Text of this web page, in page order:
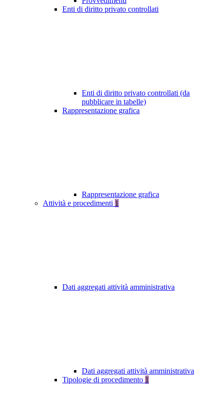
Enti di diritto privato controllati
Enti di diritto privato controllati (da
pubblicare in tabelle)
Rappresentazione grafica
Rappresentazione grafica
Attività e procedimenti 1
Dati aggregati attività amministrativa
Dati aggregati attività amministrativa
Tipologie di procedimento 1